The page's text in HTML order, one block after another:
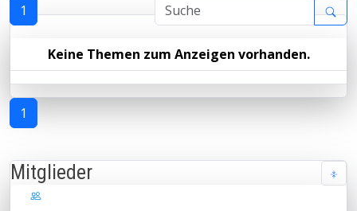
1
Keine Themen zum Anzeigen vorhanden.
1
Mitglieder